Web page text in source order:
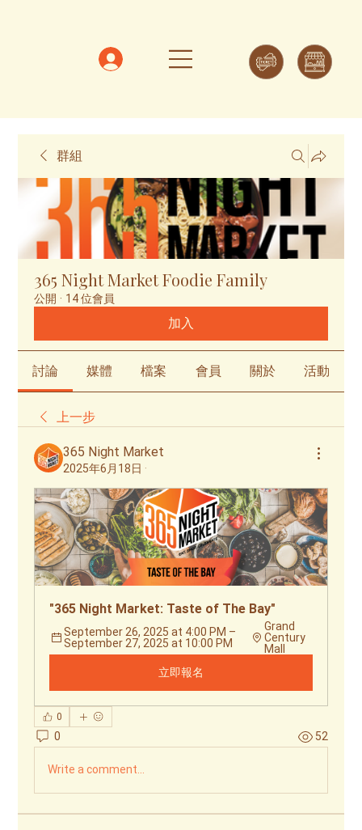
群組
365 Night Market Foodie Family
公開 · 14 位會員
加入
討論 媒體 檔案 會員 關於 活動
上一步
365 Night Market
2025年6月18日 ·
"365 Night Market: Taste of The Bay"
September 26, 2025 at 4:00 PM –
September 27, 2025 at 10:00 PM
Grand
Century
Mall
立即報名
0
0 52
Write a comment...